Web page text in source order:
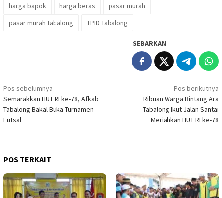
harga bapok harga beras
pasar murah
pasar murah tabalong
TPID Tabalong
SEBARKAN
Navigasi
pos
Pos sebelumnya
Semarakkan HUT RI ke-78, Afkab
Tabalong Bakal Buka Turnamen
Futsal
Pos berikutnya
Ribuan Warga Bintang Ara
Tabalong Ikut Jalan Santai
Meriahkan HUT RI ke-78
POS TERKAIT